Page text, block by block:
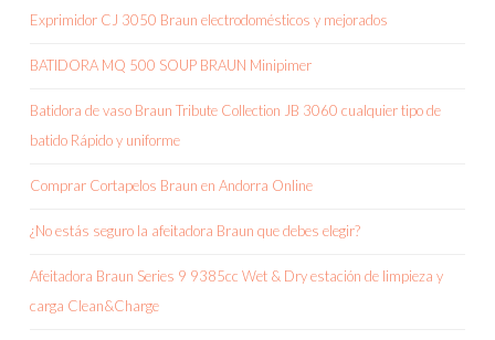
Exprimidor CJ 3050 Braun electrodomésticos y mejorados
BATIDORA MQ 500 SOUP BRAUN Minipimer
Batidora de vaso Braun Tribute Collection JB 3060 cualquier tipo de
batido Rápido y uniforme
Comprar Cortapelos Braun en Andorra Online
¿No estás seguro la afeitadora Braun que debes elegir?
Afeitadora Braun Series 9 9385cc Wet & Dry estación de limpieza y
carga Clean&Charge